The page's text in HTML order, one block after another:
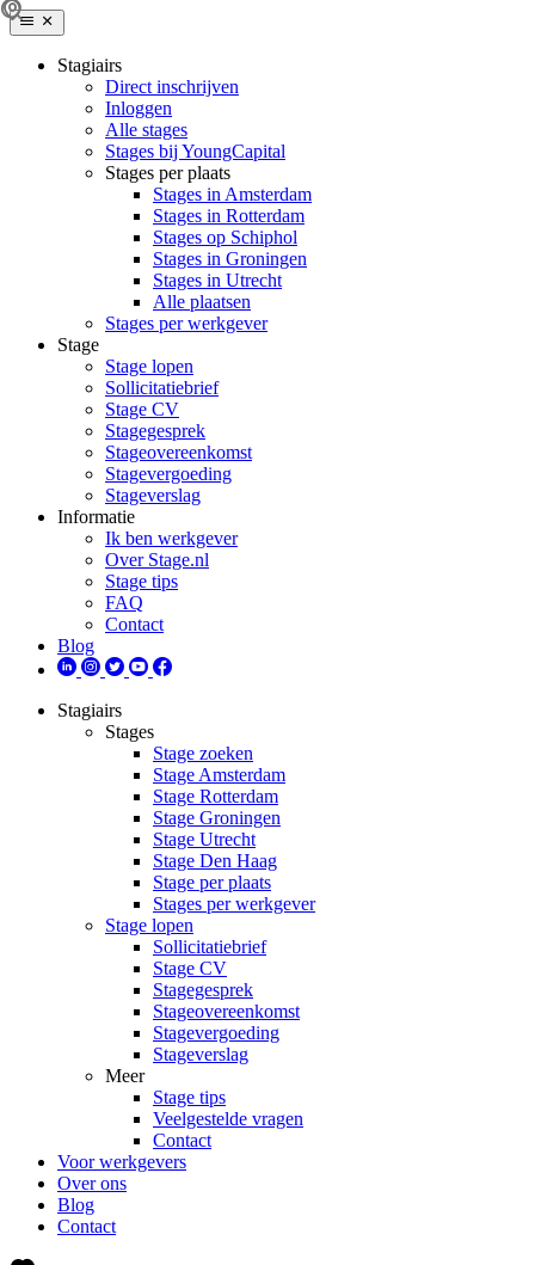
Stagiairs
Direct inschrijven
Inloggen
Alle stages
Stages bij YoungCapital
Stages per plaats
Stages in Amsterdam
Stages in Rotterdam
Stages op Schiphol
Stages in Groningen
Stages in Utrecht
Alle plaatsen
Stages per werkgever
Stage
Stage lopen
Sollicitatiebrief
Stage CV
Stagegesprek
Stageovereenkomst
Stagevergoeding
Stageverslag
Informatie
Ik ben werkgever
Over Stage.nl
Stage tips
FAQ
Contact
Blog
Stagiairs
Stages
Stage zoeken
Stage Amsterdam
Stage Rotterdam
Stage Groningen
Stage Utrecht
Stage Den Haag
Stage per plaats
Stages per werkgever
Stage lopen
Sollicitatiebrief
Stage CV
Stagegesprek
Stageovereenkomst
Stagevergoeding
Stageverslag
Meer
Stage tips
Veelgestelde vragen
Contact
Voor werkgevers
Over ons
Blog
Contact